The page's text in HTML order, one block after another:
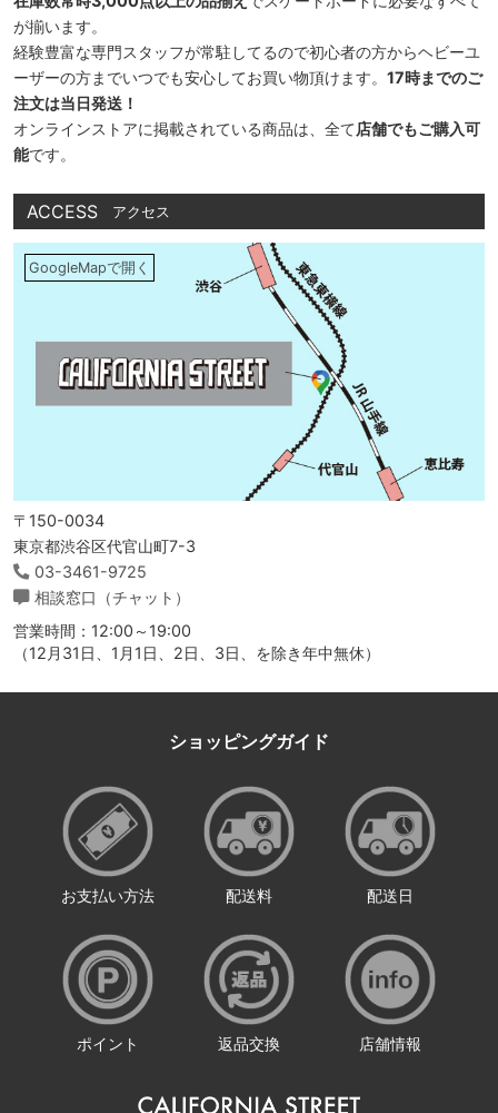
が揃います。
経験豊富な専門スタッフが常駐してるので初心者の方からヘビーユ
ーザーの方までいつでも安心してお買い物頂けます。 17時までのご
注文は当日発送！
オンラインストアに掲載されている商品は、全て店舗でもご購入可
能です。
ACCESS アクセス
GoogleMapで開く
〒150-0034
東京都渋谷区代官山町7-3
03-3461-9725
相談窓口（チャット）
営業時間：12:00～19:00
（12月31日、1月1日、2日、3日、を除き年中無休）
ショッピングガイド
お支払い方法 配送料 配送日
ポイント 返品交換 店舗情報